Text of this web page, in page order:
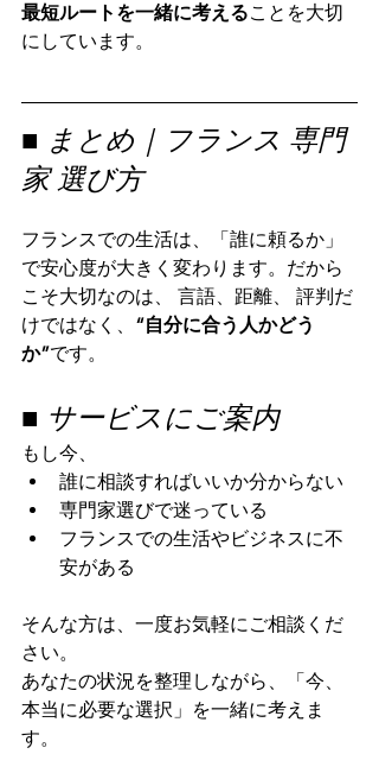
最短ルートを一緒に考えることを大切
にしています。
■ まとめ｜フランス 専門
家 選び方
フランスでの生活は、「誰に頼るか」
で安心度が大きく変わります。だから
こそ大切なのは、 言語、距離、 評判だ
けではなく、 “自分に合う人かどう
か”です。
■ サービスにご案内
もし今、
誰に相談すればいいか分からない
専門家選びで迷っている
フランスでの生活やビジネスに不
安がある
そんな方は、一度お気軽にご相談くだ
さい。
あなたの状況を整理しながら、「今、
本当に必要な選択」を一緒に考えま
す。